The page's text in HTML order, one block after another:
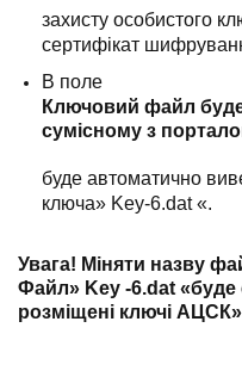
захисту особистого
сертифікат
В поле
Ключовий файл
сумісному з
буде автоматично
ключа» Key-6.dat «.
Увага! Міняти назву
Файл» Key -6.dat «буде
розміщені ключі АЦСК»